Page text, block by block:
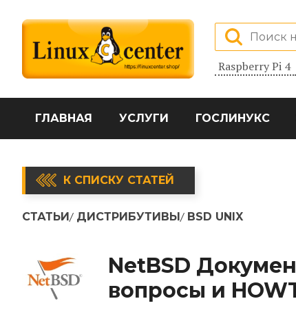
Raspberry Pi 4
ГЛАВНАЯ УСЛУГИ ГОСЛИНУКС
К СПИСКУ СТАТЕЙ
СТАТЬИ ДИСТРИБУТИВЫ BSD UNIX
NetBSD
вопросы и